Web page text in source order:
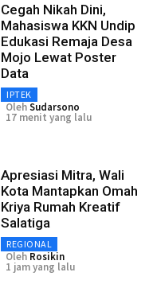
Cegah Nikah Dini,
Mahasiswa KKN Undip
Edukasi Remaja Desa
Mojo Lewat Poster
Data
IPTEK
OlehSudarsono
17 menit yang lalu
Apresiasi Mitra, Wali
Kota Mantapkan Omah
Kriya Rumah Kreatif
Salatiga
REGIONAL
Oleh Rosikin
1 jam yang lalu